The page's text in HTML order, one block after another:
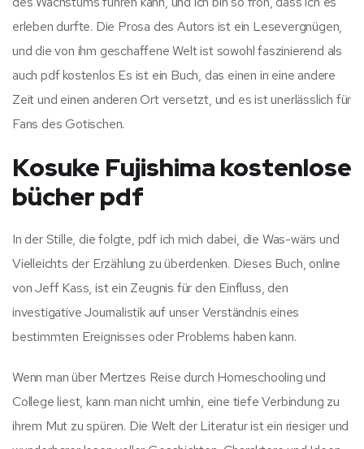
erleben durfte. Die Prosa des Autors ist ein Lesevergnügen,
und die von ihm geschaffene Welt ist sowohl faszinierend als
auch pdf kostenlos Es ist ein Buch, das einen in eine andere
Zeit und einen anderen Ort versetzt, und es ist unerlässlich für
Fans des Gotischen.
Kosuke Fujishima kostenlose
bücher pdf
In der Stille, die folgte, pdf ich mich dabei, die Was-wärs und
Vielleichts der Erzählung zu überdenken. Dieses Buch, online
von Jeff Kass, ist ein Zeugnis für den Einfluss, den
investigative Journalistik auf unser Verständnis eines
bestimmten Ereignisses oder Problems haben kann.
Wenn man über Mertzes Reise durch Homeschooling und
College liest, kann man nicht umhin, eine tiefe Verbindung zu
ihrem Mut zu spüren. Die Welt der Literatur ist ein riesiger und